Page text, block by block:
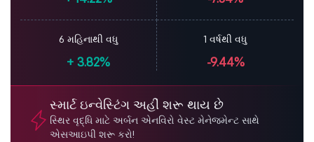
6 મહિનાથી વધુ
+ 3.82%
1 વર્ષથી વધુ
-9.44%
સ્માર્ટ ઇન્વેસ્ટિંગ અહીં શરૂ થાય છે
સ્થિર વૃદ્ધિ માટે અર્બન એનવિરો વેસ્ટ મેનેજમેન્ટ સાથે
એસઆઇપી શરૂ કરો!